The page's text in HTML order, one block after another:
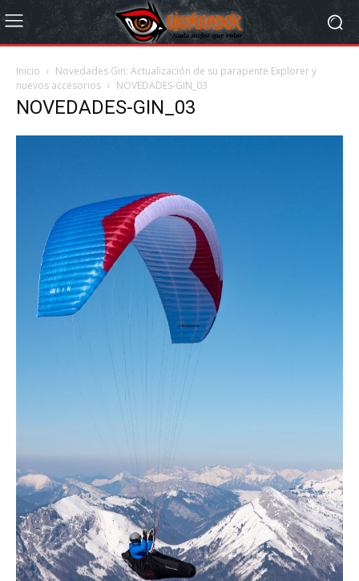
Inicio
Novedades Gin: Actualización de su parapente Explorer y
nuevos accesorios
NOVEDADES-GIN_03
NOVEDADES-GIN_03